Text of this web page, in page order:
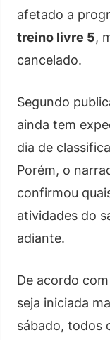
afetado a
treino livre 5,
cancelado.
Segundo
ainda tem
dia de
Porém, o
confirmou
atividades do
adiante.
De acordo
seja iniciada
sábado, todos